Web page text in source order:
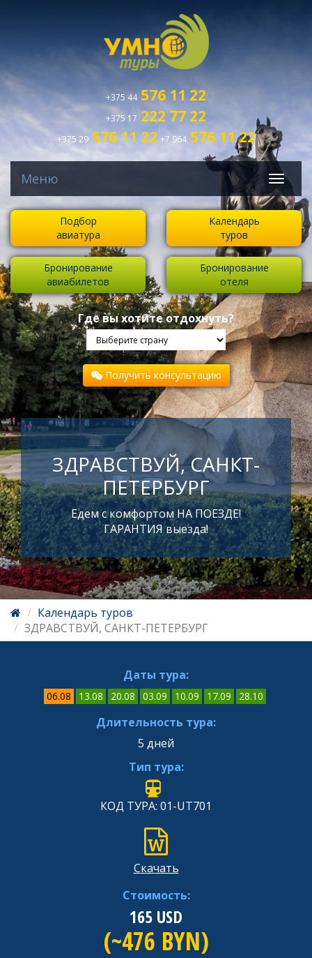
+375 44576 11 22
+375 17 222 77 22
+375 29576 11 22 +7 964576 11 22
Меню
Подбор
авиатура
Календарь
туров
Бронирование
авиабилетов
Бронирование
отеля
Где вы хотите отдохнуть?
Получить консультацию
ЗДРАВСТВУЙ, САНКТ-
ПЕТЕРБУРГ
Едем с комфортом НА ПОЕЗДЕ!
ГАРАНТИЯ выезда!
Календарь туров
ЗДРАВСТВУЙ, САНКТ-ПЕТЕРБУРГ
Даты тура:
06.08 13.08 20.08 03.09 10.09 17.09 28.10
Длительность тура:
5 дней
Тип тура:
КОД ТУРА: 01-UT701
Скачать
Стоимость:
165 USD
(~476 BYN)